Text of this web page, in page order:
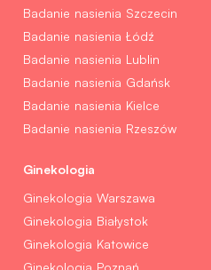
Badanie nasienia Szczecin
Badanie nasienia Łódź
Badanie nasienia Lublin
Badanie nasienia Gdańsk
Badanie nasienia Kielce
Badanie nasienia Rzeszów
Ginekologia
Ginekologia Warszawa
Ginekologia Białystok
Ginekologia Katowice